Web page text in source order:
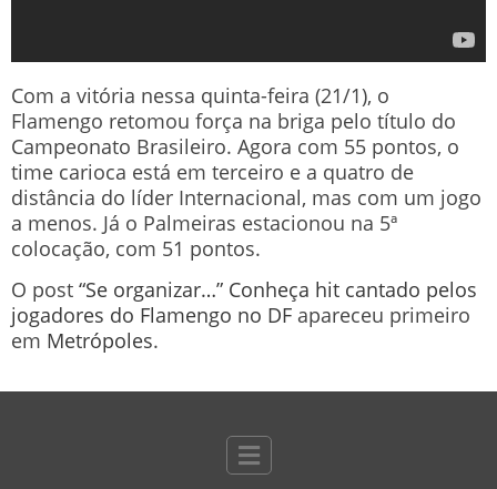
Com a vitória nessa quinta-feira (21/1), o
Flamengo retomou força na briga pelo título do
Campeonato Brasileiro. Agora com 55 pontos, o
time carioca está em terceiro e a quatro de
distância do líder Internacional, mas com um jogo
a menos. Já o Palmeiras estacionou na 5ª
colocação, com 51 pontos.
O post “Se organizar…” Conheça hit cantado pelos
jogadores do Flamengo no DF apareceu primeiro
em Metrópoles.